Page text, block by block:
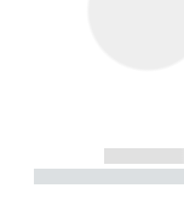
-----------